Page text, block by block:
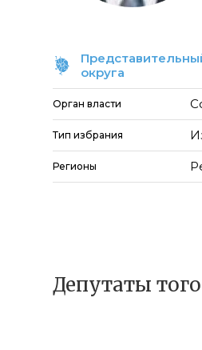
округа
Орган власти
Тип избрания
Регионы
Депутаты